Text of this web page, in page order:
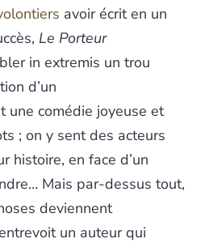
avoir écrit en un
Le Porteur
in extremis un trou
d’un
une comédie joyeuse et
; on y sent des acteurs
histoire, en face d’un
Mais par-dessus tout,
deviennent
un auteur qui